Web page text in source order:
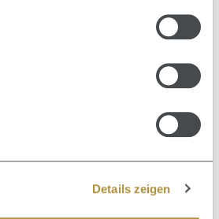
Details zeigen